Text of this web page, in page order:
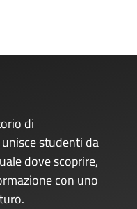
di
studenti da
dove scoprire,
con uno